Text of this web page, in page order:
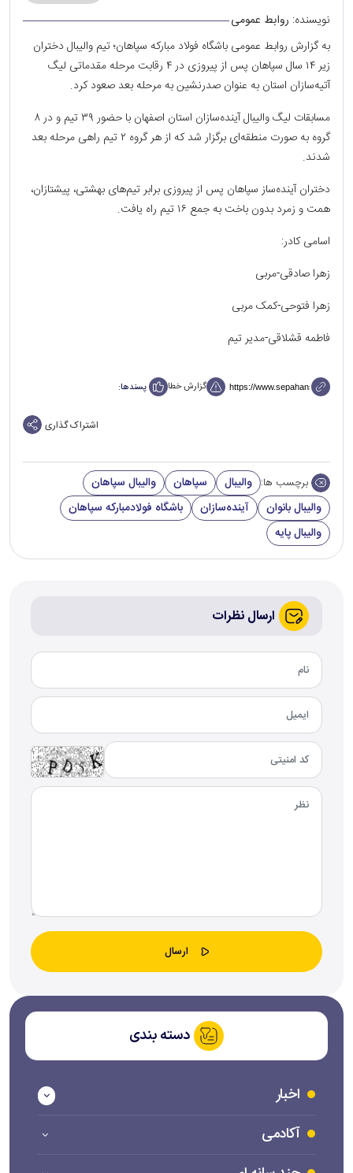
نویسنده: روابط عمومی
به گزارش روابط عمومی باشگاه فولاد مبارکه سپاهان؛ تیم والیبال دختران
زیر ۱۴ سال سپاهان پس از پیروزی در ۴ رقابت مرحله مقدماتی لیگ
آتیه‌سازان استان به عنوان صدرنشین به مرحله بعد صعود کرد.
مسابقات لیگ والیبال آینده‌سازان استان اصفهان با حضور ۳۹ تیم و در ۸
گروه به صورت منطقه‌ای برگزار شد که از هر گروه ۲ تیم راهی مرحله بعد
شدند.
دختران آینده‌ساز سپاهان پس از پیروزی برابر تیم‌های بهشتی، پیشتازان،
همت و زمرد بدون باخت به جمع ۱۶ تیم راه یافت.
اسامی کادر:
زهرا صادقی-مربی
زهرا فتوحی-کمک مربی
فاطمه قشلاقی-مدیر تیم
گزارش خطا پسندها:
اشتراک گذاری
برچسب ها: والیبال سپاهان
والیبال سپاهان
والیبال بانوان
آینده‌سازان
باشگاه فولادمبارکه سپاهان
والیبال پایه
ارسال نظرات
دسته بندی
اخبار
آکادمی